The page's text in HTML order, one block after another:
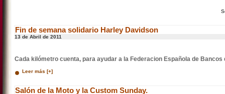
Fin de semana solidario Harley Davidson
13 de Abril de 2011
Cada kilómetro cuenta, para ayudar a la Federacion Española de Bancos
Leer más [+]
Salón de la Moto y la Custom Sunday.